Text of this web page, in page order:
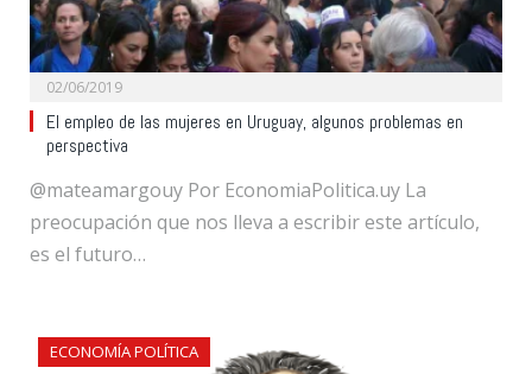
02/06/2019
El empleo de las mujeres en Uruguay, algunos problemas en
perspectiva
@mateamargouy Por EconomiaPolitica.uy La
preocupación que nos lleva a escribir este artículo,
es el futuro…
ECONOMÍA POLÍTICA